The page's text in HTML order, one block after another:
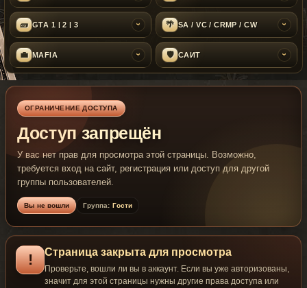
🧱 GTA 1 | 2 | 3 › 🌴 SA / VC / CRMP / CW ›
💼 MAFIA › 🛡 САЙТ ›
ОГРАНИЧЕНИЕ ДОСТУПА
Доступ запрещён
У вас нет прав для просмотра этой страницы. Возможно,
требуется вход на сайт, регистрация или доступ для другой
группы пользователей.
Вы не вошли Группа: Гости
! Страница закрыта для просмотра
Проверьте, вошли ли вы в аккаунт. Если вы уже авторизованы,
значит для этой страницы нужны другие права доступа или